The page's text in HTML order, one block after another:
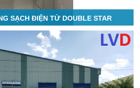
SẠCH ĐIỆN TỬ DOUBLE STAR